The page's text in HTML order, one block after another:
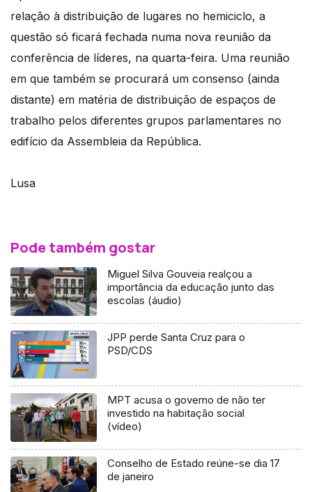
relação à distribuição de lugares no hemiciclo, a
questão só ficará fechada numa nova reunião da
conferência de líderes, na quarta-feira. Uma reunião
em que também se procurará um consenso (ainda
distante) em matéria de distribuição de espaços de
trabalho pelos diferentes grupos parlamentares no
edifício da Assembleia da República.
Lusa
Pode também gostar
Miguel Silva Gouveia realçou a
importância da educação junto das
escolas (áudio)
JPP perde Santa Cruz para o
PSD/CDS
MPT acusa o governo de não ter
investido na habitação social
(vídeo)
Conselho de Estado reúne-se dia 17
de janeiro